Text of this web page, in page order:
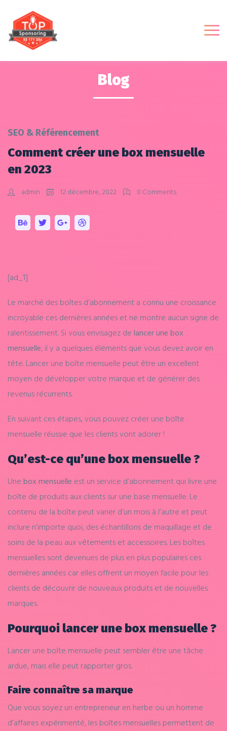
Blog
SEO & Référencement
Comment créer une box mensuelle
en 2023
admin 12 décembre, 2022 0 Comments
[ad_1]
Le marché des boîtes d’abonnement a connu une croissance
incroyable ces dernières années et ne montre aucun signe de
ralentissement. Si vous envisagez de lancer une box
mensuelle, il y a quelques éléments que vous devez avoir en
tête. Lancer une boîte mensuelle peut être un excellent
moyen de développer votre marque et de générer des
revenus récurrents.
En suivant ces étapes, vous pouvez créer une boîte
mensuelle réussie que les clients vont adorer !
Qu’est-ce qu’une box mensuelle ?
Une box mensuelle est un service d’abonnement qui livre une
boîte de produits aux clients sur une base mensuelle. Le
contenu de la boîte peut varier d’un mois à l’autre et peut
inclure n’importe quoi, des échantillons de maquillage et de
soins de la peau aux vêtements et accessoires. Les boîtes
mensuelles sont devenues de plus en plus populaires ces
dernières années car elles offrent un moyen facile pour les
clients de découvrir de nouveaux produits et de nouvelles
marques.
Pourquoi lancer une box mensuelle ?
Lancer une boîte mensuelle peut sembler être une tâche
ardue, mais elle peut rapporter gros.
Faire connaître sa marque
Que vous soyez un entrepreneur en herbe ou un homme
d’affaires expérimenté, les boîtes mensuelles permettent de